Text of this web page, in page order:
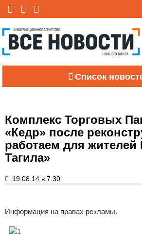
Список
Комплекс Торговых
«Кедр» после
работаем для жителей
Тагила»
19.08.14 в 7:30
Информация на правах рекламы.